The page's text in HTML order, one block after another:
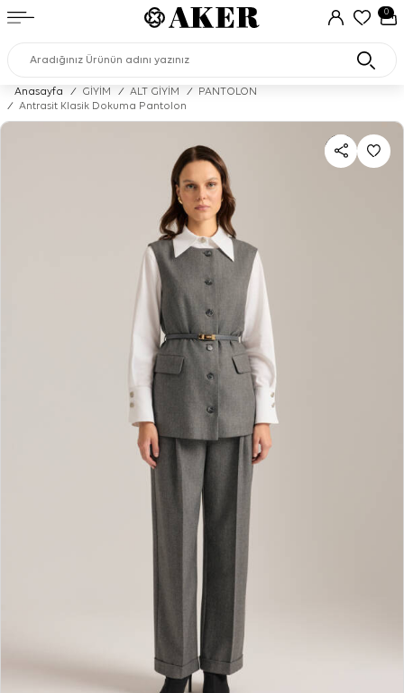
0
Anasayfa / GİYİM / ALT GİYİM /
PANTOLON
/
Antrasit Klasik Dokuma Pantolon